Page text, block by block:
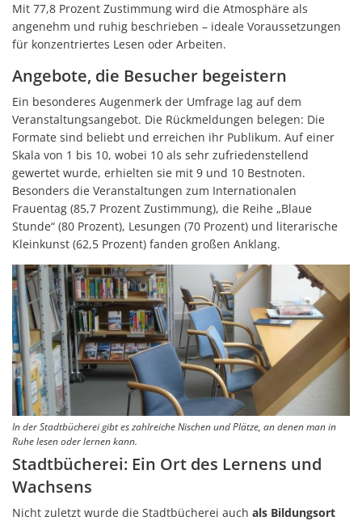
Mit 77,8 Prozent Zustimmung wird die Atmosphäre als
angenehm und ruhig beschrieben – ideale Voraussetzungen
für konzentriertes Lesen oder Arbeiten.
Angebote, die Besucher begeistern
Ein besonderes Augenmerk der Umfrage lag auf dem
Veranstaltungsangebot. Die Rückmeldungen belegen: Die
Formate sind beliebt und erreichen ihr Publikum. Auf einer
Skala von 1 bis 10, wobei 10 als sehr zufriedenstellend
gewertet wurde, erhielten sie mit 9 und 10 Bestnoten.
Besonders die Veranstaltungen zum Internationalen
Frauentag (85,7 Prozent Zustimmung), die Reihe „Blaue
Stunde“ (80 Prozent), Lesungen (70 Prozent) und literarische
Kleinkunst (62,5 Prozent) fanden großen Anklang.
In der Stadtbücherei gibt es zahlreiche Nischen und Plätze, an denen man in
Ruhe lesen oder lernen kann.
Stadtbücherei: Ein Ort des Lernens und
Wachsens
Nicht zuletzt wurde die Stadtbücherei auch als Bildungsort